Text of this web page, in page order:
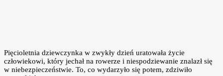
Pięcioletnia dziewczynka w zwykły dzień uratowała życie
człowiekowi, który jechał na rowerze i niespodziewanie znalazł się
w niebezpieczeństwie. To, co wydarzyło się potem, zdziwiło